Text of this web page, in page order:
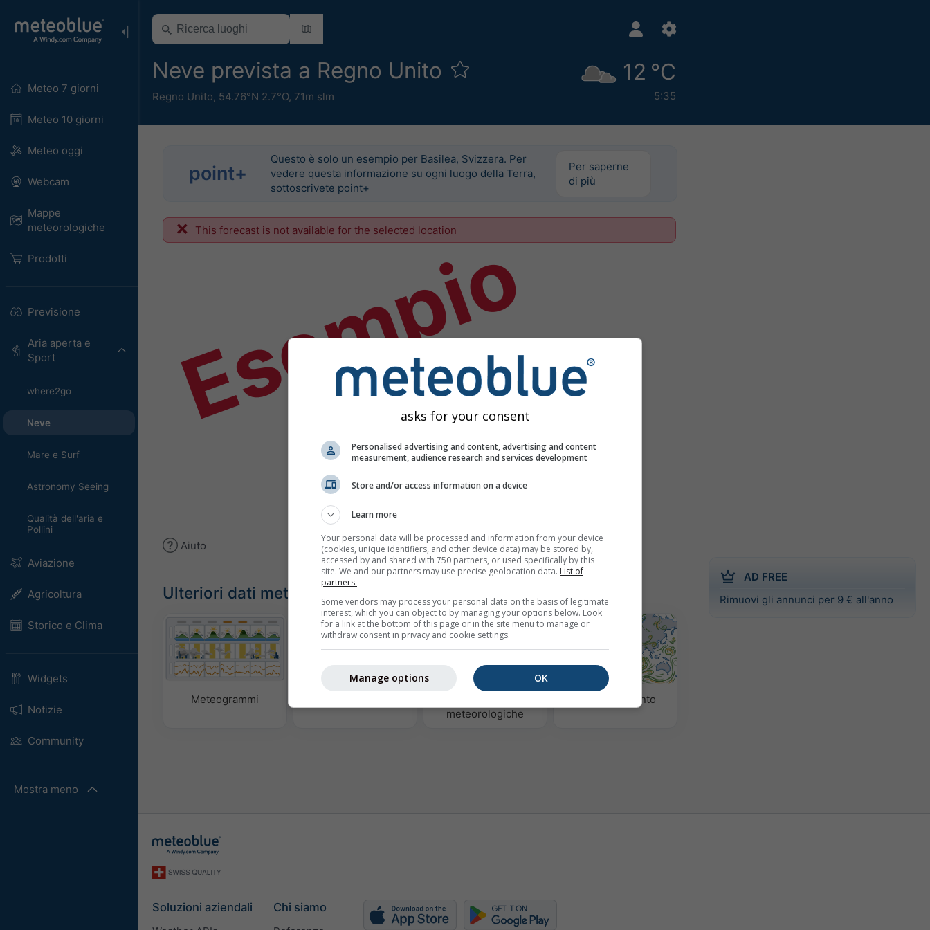
Meteo 7 giorni
Meteo 10 giorni
Meteo oggi
Webcam
Mappe
meteorologiche
Prodotti
Previsione
Aria aperta e
Sport
where2go
Neve
Mare e Surf
Astronomy Seeing
Qualità dell'aria e
Pollini
Aviazione
Agricoltura
Storico e Clima
Widgets
Notizie
Community
Mostra meno
Neve prevista a Regno Unito
Regno Unito, 54.76°N 2.7°O, 71m slm
12 °C
5:35
AD FREE
Rimuovi gli annunci per 9 € all'anno
point+
Questo è solo un esempio per Basilea, Svizzera. Per
vedere questa informazione su ogni luogo della Terra,
sottoscrivete point+
Per saperne
di più
This forecast is not available for the selected location
Esempio
Aiuto
Ulteriori dati meteo
Meteogrammi
meteorologiche
Mappa del vento
Soluzioni aziendali Chi siamo
asks for your consent
Personalised advertising and content, advertising and content
measurement, audience research and services development
Store and/or access information on a device
Learn more
Your personal data will be processed and information from your device
(cookies, unique identifiers, and other device data) may be stored by,
accessed by and shared with 750 partners, or used specifically by this
site. We and our partners may use precise geolocation data. List of
partners.
Some vendors may process your personal data on the basis of legitimate
interest, which you can object to by managing your options below. Look
for a link at the bottom of this page or in the site menu to manage or
withdraw consent in privacy and cookie settings.
OK
Manage options